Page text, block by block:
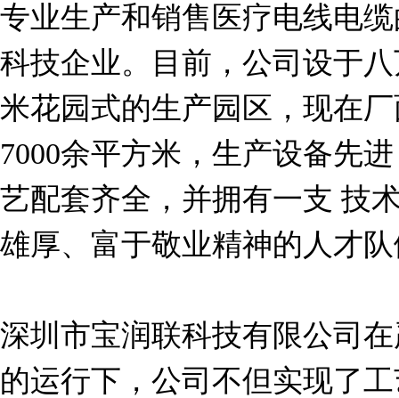
专业生产和销售医疗电线电
科技企业。目前，公司设于
米花园式的生产园区，现在
7000余平方米，生产设备先
艺配套齐全，并拥有一支 技
雄厚、富于敬业精神的人才
深圳市宝润联科技有限公司
的运行下，公司不但实现了